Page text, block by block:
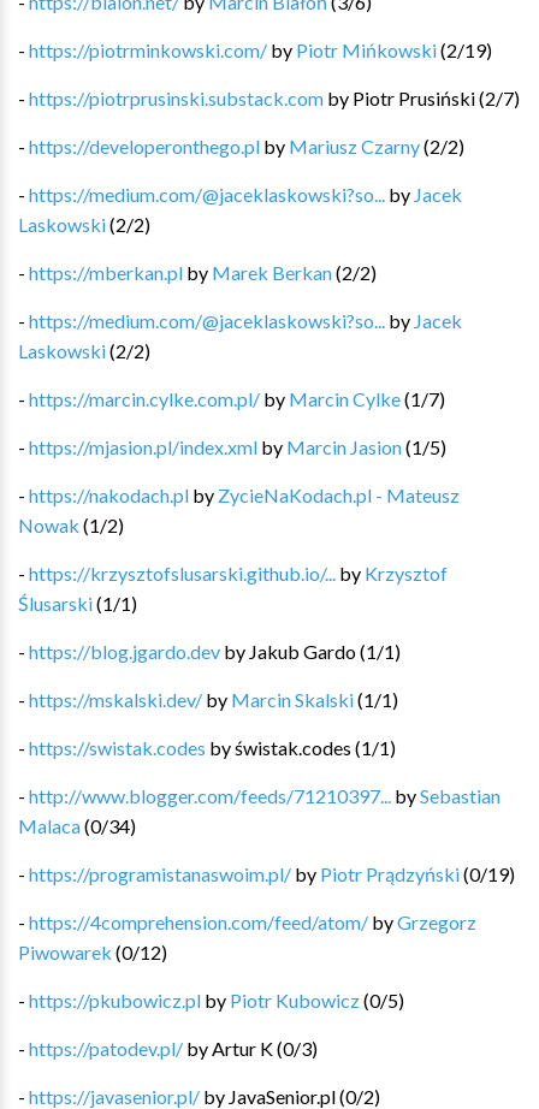
- https://piotrminkowski.com/ by Piotr Mińkowski(2/19)
- https://piotrprusinski.substack.com by Piotr Prusiński(2/7)
- https://developeronthego.pl by Mariusz Czarny(2/2)
- https://medium.com/@jaceklaskowski?so... by Jacek
Laskowski(2/2)
- https://mberkan.pl by Marek Berkan(2/2)
- https://medium.com/@jaceklaskowski?so... by Jacek
Laskowski(2/2)
- https://marcin.cylke.com.pl/ by Marcin Cylke(1/7)
- https://mjasion.pl/index.xml by Marcin Jasion(1/5)
- https://nakodach.pl by ZycieNaKodach.pl - Mateusz
Nowak (1/2)
- https://krzysztofslusarski.github.io/... by Krzysztof
Ślusarski(1/1)
- https://blog.jgardo.dev by Jakub Gardo(1/1)
- https://mskalski.dev/ by Marcin Skalski(1/1)
- https://swistak.codes byświstak.codes (1/1)
- http://www.blogger.com/feeds/71210397... bySebastian
Malaca(0/34)
- https://programistanaswoim.pl/ by Piotr Prądzyński(0/19)
- https://4comprehension.com/feed/atom/ byGrzegorz
Piwowarek (0/12)
- https://pkubowicz.pl by Piotr Kubowicz(0/5)
- https://patodev.pl/ by Artur K(0/3)
- https://javasenior.pl/ by JavaSenior.pl(0/2)